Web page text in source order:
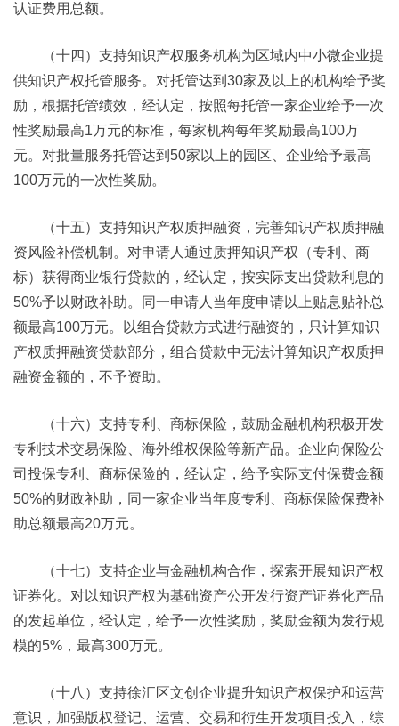
认证费用总额。
（十四）支持知识产权服务机构为区域内中小微企业提
供知识产权托管服务。对托管达到30家及以上的机构给予奖
励，根据托管绩效，经认定，按照每托管一家企业给予一次
性奖励最高1万元的标准，每家机构每年奖励最高100万
元。对批量服务托管达到50家以上的园区、企业给予最高
100万元的一次性奖励。
（十五）支持知识产权质押融资，完善知识产权质押融
资风险补偿机制。对申请人通过质押知识产权（专利、商
标）获得商业银行贷款的，经认定，按实际支出贷款利息的
50%予以财政补助。同一申请人当年度申请以上贴息贴补总
额最高100万元。以组合贷款方式进行融资的，只计算知识
产权质押融资贷款部分，组合贷款中无法计算知识产权质押
融资金额的，不予资助。
（十六）支持专利、商标保险，鼓励金融机构积极开发
专利技术交易保险、海外维权保险等新产品。企业向保险公
司投保专利、商标保险的，经认定，给予实际支付保费金额
50%的财政补助，同一家企业当年度专利、商标保险保费补
助总额最高20万元。
（十七）支持企业与金融机构合作，探索开展知识产权
证券化。对以知识产权为基础资产公开发行资产证券化产品
的发起单位，经认定，给予一次性奖励，奖励金额为发行规
模的5%，最高300万元。
（十八）支持徐汇区文创企业提升知识产权保护和运营
意识，加强版权登记、运营、交易和衍生开发项目投入，综